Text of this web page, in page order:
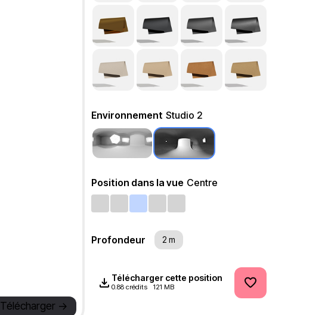
Télécharger ->
Environnement Studio 2
Position dans la vue Centre
Profondeur 2 m
Télécharger cette position
0.88 crédits 121 MB